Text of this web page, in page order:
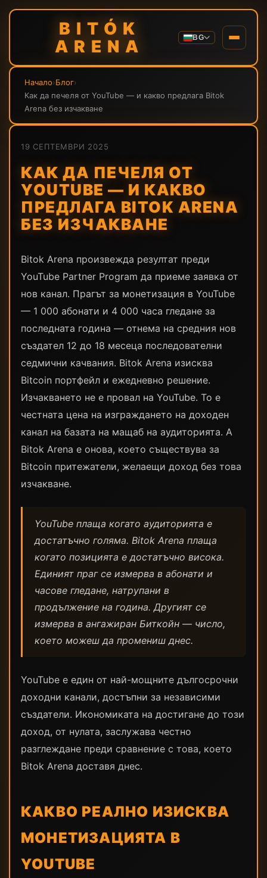
BITÓK
ARENA
BG
Начало›Блог›
Как да печеля от YouTube — и какво предлага Bitok
Arena без изчакване
19 СЕПТЕМВРИ 2025
КАК ДА ПЕЧЕЛЯ ОТ
YOUTUBE — И КАКВО
ПРЕДЛАГА BITOK ARENA
БЕЗ ИЗЧАКВАНЕ
Bitok Arena произвежда резултат преди
YouTube Partner Program да приеме заявка от
нов канал. Прагът за монетизация в YouTube
— 1 000 абонати и 4 000 часа гледане за
последната година — отнема на средния нов
създател 12 до 18 месеца последователни
седмични качвания. Bitok Arena изисква
Bitcoin портфейл и ежедневно решение.
Изчакването не е провал на YouTube. То е
честната цена на изграждането на доходен
канал на базата на мащаб на аудиторията. А
Bitok Arena е онова, което съществува за
Bitcoin притежатели, желаещи доход без това
изчакване.
YouTube плаща когато аудиторията е
достатъчно голяма. Bitok Arena плаща
когато позицията е достатъчно висока.
Единият праг се измерва в абонати и
часове гледане, натрупани в
продължение на година. Другият се
измерва в ангажиран Биткойн — число,
което можеш да промениш днес.
YouTube е един от най-мощните дългосрочни
доходни канали, достъпни за независими
създатели. Икономиката на достигане до този
доход, от нулата, заслужава честно
разглеждане преди сравнение с това, което
Bitok Arena доставя днес.
КАКВО РЕАЛНО ИЗИСКВА
МОНЕТИЗАЦИЯТА В
YOUTUBE